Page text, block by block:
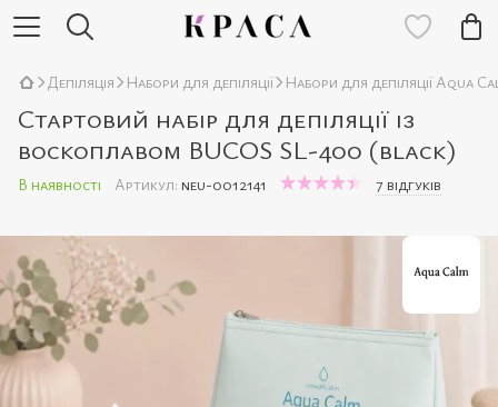
Депіляція Набори для депіляції Набори для депіляції Aqua
Стартовий набір для депіляції із
воскоплавом BUCOS SL-400 (black)
В наявності Артикул: neu-0012141 7 відгуків